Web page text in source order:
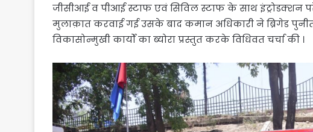
जीसीआई व पीआई स्टाफ एवं सिविल स्टाफ के साथ इंट्रोडक्शन
मुलाक़ात करवाई गई उसके बाद कमान अधिकारी ने ब्रिगेड
विकासोन्मुखी कार्यों का ब्योरा प्रस्तुत करके विधिवत चर्चा की ।